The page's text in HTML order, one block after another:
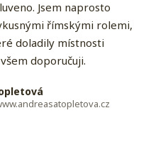
Jsem naprosto
římskými rolemi,
doladily místnosti
doporučuji.